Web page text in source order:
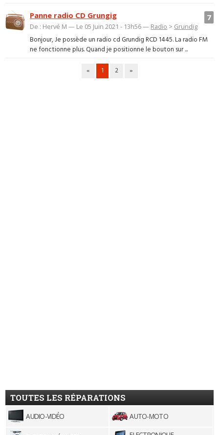
7
Panne radio CD Grungig
De : Hervé M — Le 05 Juin 2021 - 13h56 — Radio > Grundig
Bonjour, Je possède un radio cd Grundig RCD 1445. La radio FM
ne fonctionne plus. Quand je positionne le bouton sur ...
« 1 2 »
TOUTES LES RÉPARATIONS
AUDIO-VIDÉO AUTO-MOTO